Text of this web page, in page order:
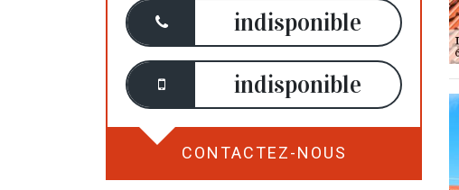
indisponible
indisponible
CONTACTEZ-NOUS